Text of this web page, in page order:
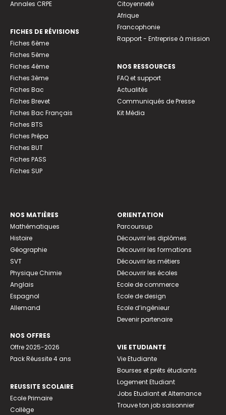
Annales CRPE
FICHES DE RÉVISIONS
Fiches 6ème
Fiches 5ème
Fiches 4ème
Fiches 3ème
Fiches Bac
Fiches Brevet
Fiches Bac Français
Fiches BTS
Fiches Prépa
Fiches BUT
Fiches PASS
Fiches SUP
Citoyenneté
Afrique
Francophonie
Rapport - Entreprise à mission
NOS RESSOURCES
FAQ et support
Actualités
Communiqués de Presse
Kit Média
NOS MATIÈRES
Mathématiques
Histoire
Géographie
SVT
Physique Chimie
Anglais
Espagnol
Allemand
NOS OFFRES
Offre 2025-2026
Pack Réussite 4 ans
REUSSITE SCOLAIRE
Ecole Primaire
Collège
ORIENTATION
Parcoursup
Découvrir les diplômes
Découvrir les formations
Découvrir les métiers
Découvrir les écoles
Ecole de commerce
Ecole de design
Ecole d’ingénieur
Devenir partenaire
VIE ETUDIANTE
Vie Etudiante
Bourses et prêts étudiants
Logement Etudiant
Jobs Etudiant et Alternance
Trouve ton job saisonnier